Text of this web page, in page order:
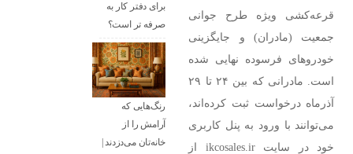
قرعه‌کشی ویژه طرح جوانی
جمعیت (مادران) و جایگزینی
خودروهای فرسوده نهایی شده
است. مادرانی که بین ۲۴ تا ۲۹
آذرماه درخواست ثبت کرده‌اند،
می‌توانند با ورود به پنل کاربری
خود در سایت ikcosales.ir از
برای دفتر کار به
صرفه تر است؟
رنگ‌هایی که
آرامش را از
خانه‌تان می‌دزدند |